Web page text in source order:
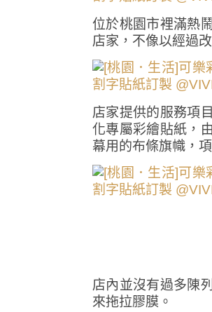
位於桃園市裡滿熱
店家，不像以經過
店家提供的服務項
化專屬彩繪貼紙，
幕用的布條旗幟，
店內並沒有過多陳
來拖拉膠膜。